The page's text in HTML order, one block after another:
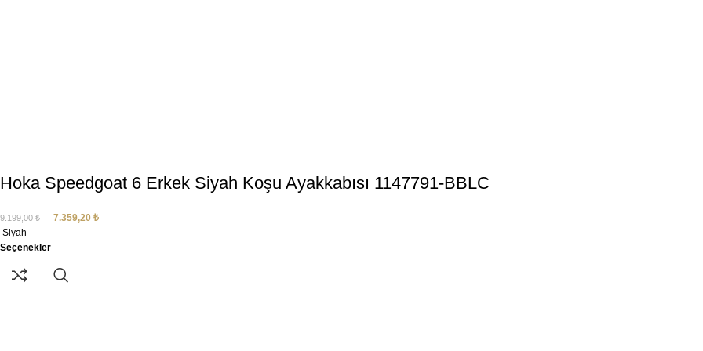
Hoka Speedgoat 6 Erkek Siyah Koşu Ayakkabısı 1147791-BBLC
9.199,00₺ 7.359,20 ₺
Siyah
Seçenekler